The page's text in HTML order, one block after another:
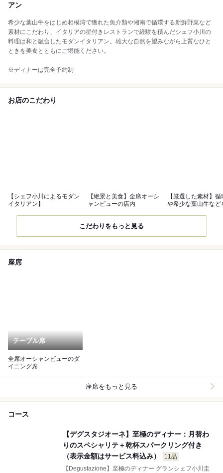
アン
希少な葉山牛をはじめ相模湾で獲れた魚介類や湘南で循環する新鮮野菜など
素材にこだわり、イタリアの星付きレストランで経験を積んだシェフ小川の
料理は和と融合したモダンイタリアン。雄大な自然を望みながら上質なひと
ときを美食とともにご堪能ください。
※ディナーは完全予約制
お店のこだわり
【シェフ小川によるモダン
イタリアン】
【絶景と美食】全席オーシ
ャンビューの店内
【厳選した素材】
や希少な葉山牛など
こだわりをもっと見る
座席
テーブル席
全席オーシャンビューのダ
イニング席
座席をもっと見る
コース
【デグスタジオーネ】至極のディナー：月替わ
りのスペシャリテ＋乾杯スパークリング付き
（表示金額はサービス料込み）
11品
【Degustazione】至極のディナー グランシェフ小川圭